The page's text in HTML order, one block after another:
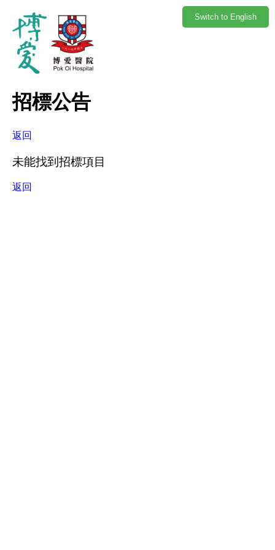
招標公告
Switch to English
返回
未能找到招標項目
返回